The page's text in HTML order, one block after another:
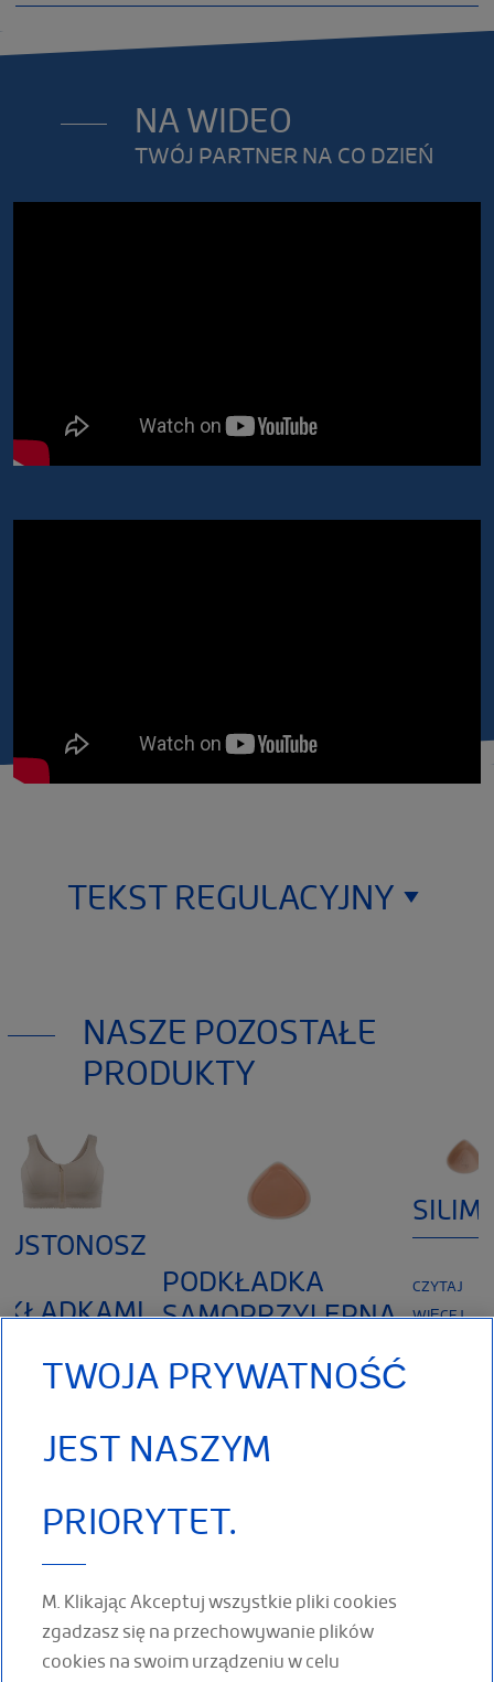
NA WIDEO
TWÓJ PARTNER NA CO DZIEŃ
TEKST REGULACYJNY
D-30938 Burgwedel
Germany
Produkty medyczne wymienione w tym dokumencie są
uważnie z instrukcją obsugi przed użyciem produktu.
NASZE POZOSTAŁE
PRODUKTY
Mobiderm®
WIĘCEJ
PODKŁADKA
SAMOPRZYLEPNA
SILIMA® DIRECT
CZYTAJ
WIĘCEJ
ŚLEDŹ NAS W SIECIACH
TWOJA PRYWATNOŚĆ
JEST NASZYM
PRIORYTET.
M. Klikając Akceptuj wszystkie pliki cookies
zgadzasz się na przechowywanie plików
cookies na swoim urządzeniu w celu